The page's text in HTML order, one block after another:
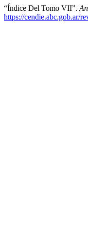
“Índice Del Tomo VII”.
https://cendie.abc.gob.ar/